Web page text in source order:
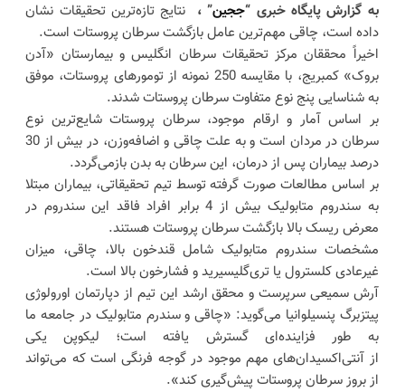
به گزارش پایگاه خبری “ججین” ،
نتایج تازه‌ترین تحقیقات نشان
داده است، چاقی مهم‌ترین عامل بازگشت سرطان پروستات است.
اخیراً محققان مرکز تحقیقات سرطان انگلیس و بیمارستان «آدن
بروک» کمبریج، با مقایسه 250 نمونه از تومورهای پروستات، موفق
به شناسایی پنج نوع متفاوت سرطان پروستات شدند.
بر اساس آمار و ارقام موجود، سرطان پروستات شایع‌ترین نوع
سرطان در مردان است و به علت چاقی و اضافه‌وزن، در بیش از 30
درصد بیماران پس از درمان، این سرطان به بدن بازمی‌گردد.
بر اساس مطالعات صورت گرفته توسط تیم تحقیقاتی، بیماران مبتلا
به سندروم متابولیک بیش از 4 برابر افراد فاقد این سندروم در
معرض ریسک بالا بازگشت سرطان پروستات هستند.
مشخصات سندروم متابولیک شامل قندخون بالا، چاقی، میزان
غیرعادی کلسترول یا تری‌گلیسیرید و فشارخون بالا است.
آرش سمیعی سرپرست و محقق ارشد این تیم از دپارتمان اورولوژی
پیتزبرگ پنسیلوانیا می‌گوید: «چاقی و سندرم متابولیک در جامعه ما
به طور فزاینده‌ای گسترش یافته است؛ لیکوپن یکی
از آنتی‌اکسیدان‌های مهم موجود در گوجه فرنگی است که می‌تواند
از بروز سرطان پروستات پیش‌گیری کند».